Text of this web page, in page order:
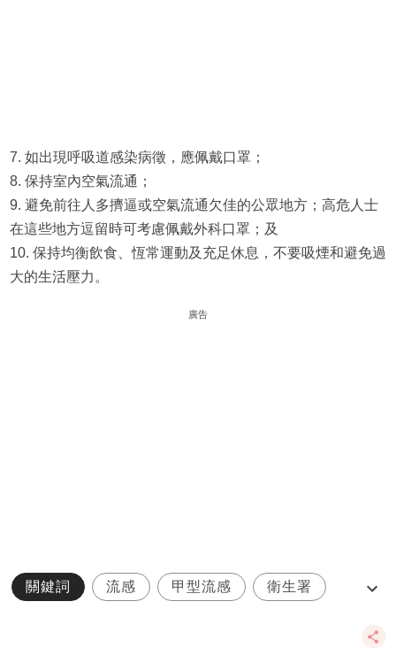
7. 如出現呼吸道感染病徵，應佩戴口罩；
8. 保持室內空氣流通；
9. 避免前往人多擠逼或空氣流通欠佳的公眾地方；高危人士
在這些地方逗留時可考慮佩戴外科口罩；及
10. 保持均衡飲食、恆常運動及充足休息，不要吸煙和避免過
大的生活壓力。
廣告
關鍵詞 流感 甲型流感 衛生署